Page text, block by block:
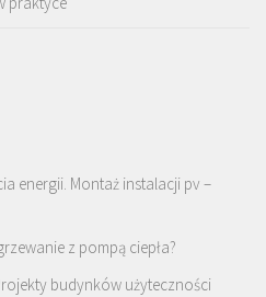
energii. Montaż instalacji pv –
z pompą ciepła?
budynków użyteczności